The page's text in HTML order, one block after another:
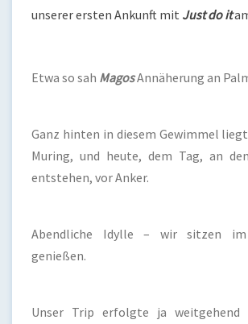
unserer ersten Ankunft mit Just do it
Etwa so sah MagosAnnäherung an
Ganz hinten in diesem Gewimmel liegt
Muring, und heute, dem Tag, an
entstehen, vor Anker.
Abendliche Idylle – wir sitzen
genießen.
Unser Trip erfolgte ja weitgehend